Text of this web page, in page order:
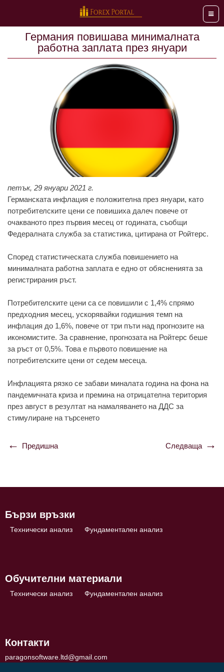
Меню
Германия повишава минималната
работна заплата през януари
петък, 29 януари 2021 г.
Германската инфлация е положителна през януари, като
потребителските цени се повишиха далеч повече от
очакваното през първия месец от годината, съобщи
Федералната служба за статистика, цитирана от Ройтерс.
Според статистическата служба повишението на
минималната работна заплата е едно от обясненията за
регистрирания ръст.
Потребителските цени са се повишили с 1,4% спрямо
предходния месец, ускорявайки годишния темп на
инфлация до 1,6%, повече от три пъти над прогнозите на
икономистите. За сравнение, прогнозата на Ройтерс беше
за ръст от 0,5%. Това е първото повишение на
потребителските цени от седем месеца.
Инфлацията рязко се забави миналата година на фона на
пандемичната криза и премина на отрицателна територия
през август в резултат на намаляването на ДДС за
стимулиране на търсенето
Навигация
Предишна Следваща
Бързи връзки
Технически анализ Фундаментален анализ
Обучителни материали
Технически анализ Фундаментален анализ
Контакти
paragonsoftware.ltd@gmail.com